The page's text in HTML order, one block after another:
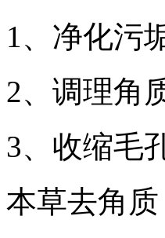
1、净化污
2、调理角
3、收缩毛
本草去角